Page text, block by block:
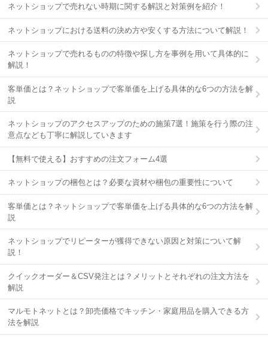
ネットショップで売れない時期に関する解説と対策例を紹介！
ネットショップにおける送料の決め方や安くする方法について解説！
ネットショップで売れるものの特徴や探し方を事例を用いて具体的に
解説！
客単価とは？ネットショップで客単価を上げる具体的な6つの方法を解
説
ネットショップのアクセスアップのための施策7選！施策を行う際の注
意点なども丁寧に解説していきます
【無料で使える】おすすめの注文フォーム4選
ネットショップの梱包とは？必要な資材や梱包の重要性について
客単価とは？ネットショップで客単価を上げる具体的な6つの方法を解
説
ネットショップでリピーターが獲得できない原因と対策について解
説！
クイックオーダー＆CSV発注とは？メリットとそれぞれの注文方法を
解説
マルモトネットとは？卸売価格でキッチン・家庭用品を購入できる方
法を解説